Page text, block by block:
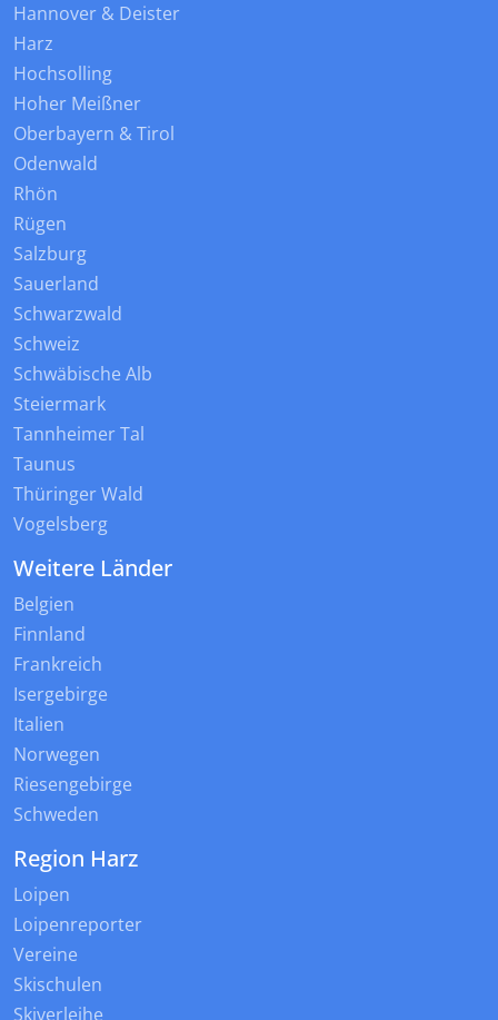
Hannover & Deister
Harz
Hochsolling
Hoher Meißner
Oberbayern & Tirol
Odenwald
Rhön
Rügen
Salzburg
Sauerland
Schwarzwald
Schweiz
Schwäbische Alb
Steiermark
Tannheimer Tal
Taunus
Thüringer Wald
Vogelsberg
Weitere Länder
Belgien
Finnland
Frankreich
Isergebirge
Italien
Norwegen
Riesengebirge
Schweden
Region Harz
Loipen
Loipenreporter
Vereine
Skischulen
Skiverleihe